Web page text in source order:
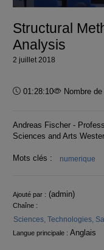
Structural
Analysis
2 juillet 2018
Durée :
01:28:10 Nombre
Andreas Fischer -
Sciences and Arts
Mots clés : numerique
Informations
Ajouté par : (admin)
Chaîne :
Sciences, Technologies,
Langue principale : Anglais